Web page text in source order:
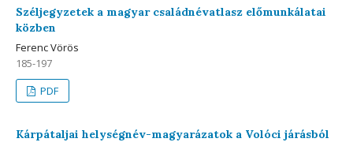
Széljegyzetek a magyar családnévatlasz előmunkálatai
közben
Ferenc Vörös
185-197
PDF
Kárpátaljai helységnév-magyarázatok a Volóci járásból